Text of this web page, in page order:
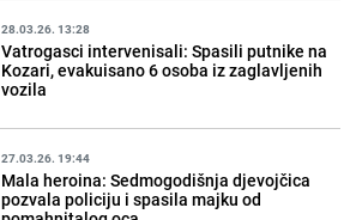
28.03.26. 13:28
Vatrogasci intervenisali: Spasili putnike na
Kozari, evakuisano 6 osoba iz zaglavljenih
vozila
27.03.26. 19:44
Mala heroina: Sedmogodišnja djevojčica
pozvala policiju i spasila majku od